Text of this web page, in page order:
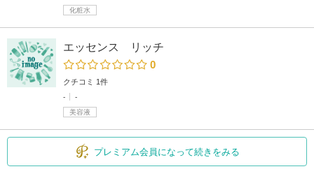
化粧水
エッセンス リッチ
0
クチコミ 1件
-
-
美容液
プレミアム会員になって続きをみる